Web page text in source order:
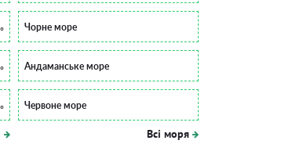
Чорне море
Андаманське море
Червоне море
Всі моря